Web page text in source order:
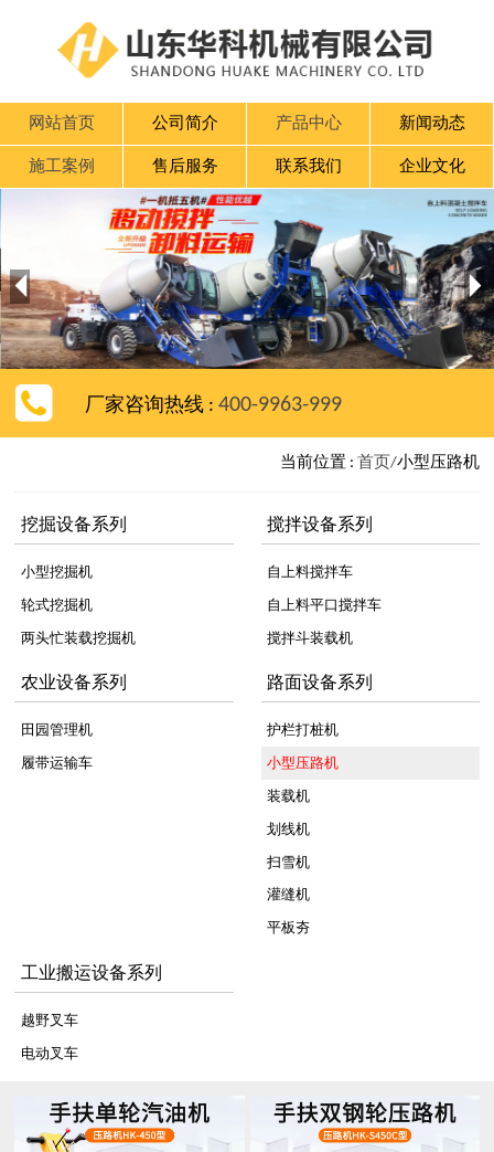
网站首页 公司简介 产品中心 新闻动态
施工案例 售后服务 联系我们 企业文化
 
厂家咨询热线 : 400-9963-999
当前位置 : 首页/小型压路机
挖掘设备系列
小型挖掘机
轮式挖掘机
两头忙装载挖掘机
搅拌设备系列
自上料搅拌车
自上料平口搅拌车
搅拌斗装载机
农业设备系列
田园管理机
履带运输车
路面设备系列
护栏打桩机
小型压路机
装载机
划线机
扫雪机
灌缝机
平板夯
工业搬运设备系列
越野叉车
电动叉车